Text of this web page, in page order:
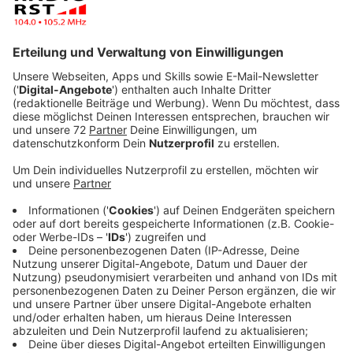
Vorbereitet für den Katastrophenfall
Anzeige
NRW-Innenminister Reul weist darauf hin, einen Vorrat
eine Hausapotheke oder Batterien zu haben, um für die
gewährleisten. Das gilt nicht nur in der Pandemie und
ist auch kein Grund jetzt für Hamsterkäufe - einfach
ab und zu mal eine Flasche Wasser mehr kaufen und in
den Keller stellen - reicht schon aus. Dazu der Leiter
des Krisenstabes des Kreises Steinfurt Karlheinz
Fuchs:
Anzeige